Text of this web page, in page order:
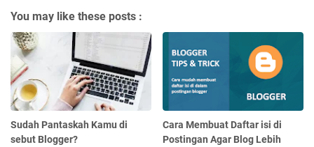
You may like these posts :
Sudah Pantaskah Kamu di
sebut Blogger?
Cara Membuat Daftar isi di
Postingan Agar Blog Lebih